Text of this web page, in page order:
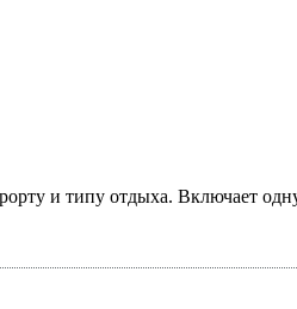
и типу отдыха. Включает